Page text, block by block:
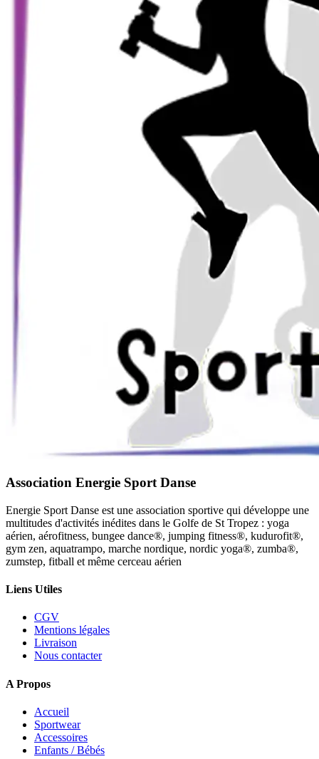
Association Energie Sport Danse
Energie Sport Danse est une association sportive qui développe une
multitudes d'activités inédites dans le Golfe de St Tropez : yoga
aérien, aérofitness, bungee dance®, jumping fitness®, kudurofit®,
gym zen, aquatrampo, marche nordique, nordic yoga®, zumba®,
zumstep, fitball et même cerceau aérien
Liens Utiles
CGV
Mentions légales
Livraison
Nous contacter
A Propos
Accueil
Sportwear
Accessoires
Enfants / Bébés